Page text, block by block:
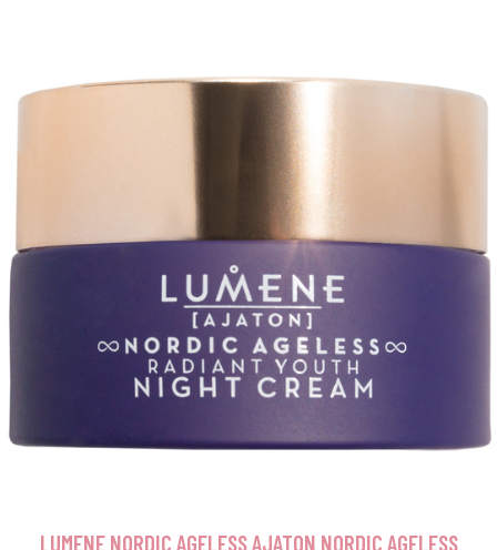
LUMENE NORDIC AGELESS AJATON NORDIC AGELESS